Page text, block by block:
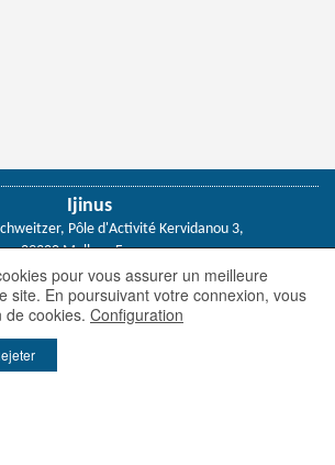
Ijinus
Pôle d'Activité Kervidanou 3,
29300 Mellac - France
98 09 03 30/ Email :info@ijinus.fr
entités du groupe Claire
/ WAYVE / IJINUS / HYDREKA
Lizaigne / Hydroméca / ADG Eau
pour vous assurer un meilleure
site. En poursuivant votre connexion, vous
de cookies. Configuration